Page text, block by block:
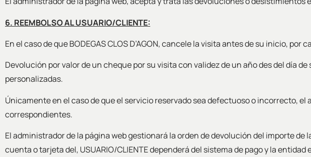
6. REEMBOLSO AL USUARIO/CLIENTE:
En el caso de que BODEGAS CLOS D’AGON, cancele la visita antes de su inicio,
Devolución por valor de un cheque por su visita con validez de un año des del día
personalizadas.
Únicamente en el caso de que el servicio reservado sea defectuoso o incorrecto,
correspondientes.
El administrador de la página web gestionará la orden de devolución del importe
cuenta o tarjeta del, USUARIO/CLIENTE dependerá del sistema de pago y la entidad